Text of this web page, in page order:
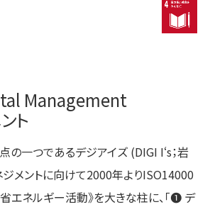
Management
ト
の一つであるデジアイズ (DIGI I‘s；岩
メントに向けて2000年よりISO14000
省エネルギー活動》を大きな柱に、「❶ デ